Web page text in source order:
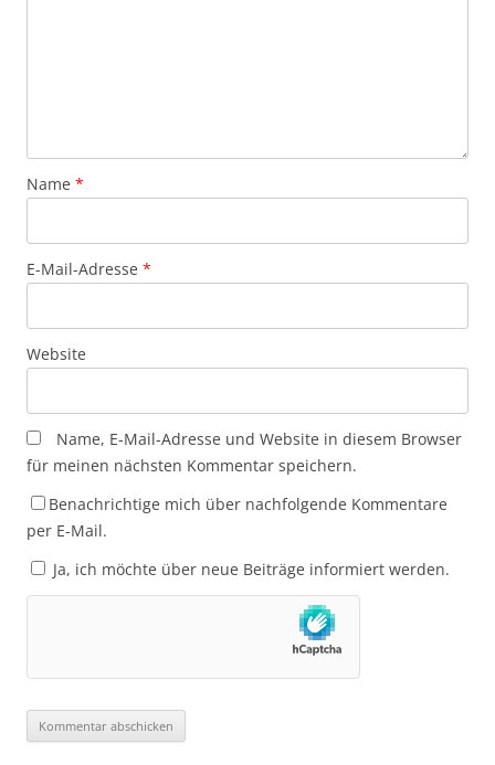
Name *
E-Mail-Adresse *
Website
Name, E-Mail-Adresse und Website in diesem Browser
für meinen nächsten Kommentar speichern.
Benachrichtige mich über nachfolgende Kommentare
per E-Mail.
Ja, ich möchte über neue Beiträge informiert werden.